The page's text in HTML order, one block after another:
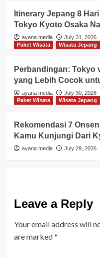
Itinerary Jepang 8
Tokyo Kyoto Osaka
ayana media July 31, 2026
Paket Wisata
Wisata Jepang
Perbandingan: Tokyo
yang Lebih Cocok
ayana media July 30, 2026
Paket Wisata
Wisata Jepang
Rekomendasi 7
Kamu Kunjungi Dari
ayana media July 29, 2026
Leave a Reply
Your email address will
are marked*